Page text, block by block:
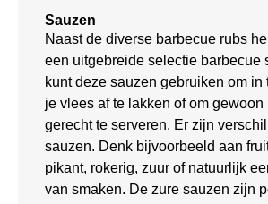
Sauzen
Naast de diverse barbecue rubs
een uitgebreide selectie barbecue
kunt deze sauzen gebruiken om in
je vlees af te lakken of om
gerecht te serveren. Er zijn
sauzen. Denk bijvoorbeeld aan
pikant, rokerig, zuur of natuurlijk
van smaken. De zure sauzen zijn